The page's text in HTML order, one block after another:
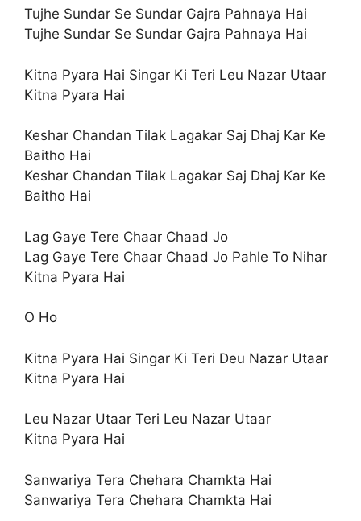
Tujhe Sundar Se Sundar Gajra Pahnaya Hai
Tujhe Sundar Se Sundar Gajra Pahnaya Hai
Kitna Pyara Hai Singar Ki Teri Leu Nazar Utaar
Kitna Pyara Hai
Keshar Chandan Tilak Lagakar Saj Dhaj Kar Ke
Baitho Hai
Keshar Chandan Tilak Lagakar Saj Dhaj Kar Ke
Baitho Hai
Lag Gaye Tere Chaar Chaad Jo
Lag Gaye Tere Chaar Chaad Jo Pahle To Nihar
Kitna Pyara Hai
O Ho
Kitna Pyara Hai Singar Ki Teri Deu Nazar Utaar
Kitna Pyara Hai
Leu Nazar Utaar Teri Leu Nazar Utaar
Kitna Pyara Hai
Sanwariya Tera Chehara Chamkta Hai
Sanwariya Tera Chehara Chamkta Hai